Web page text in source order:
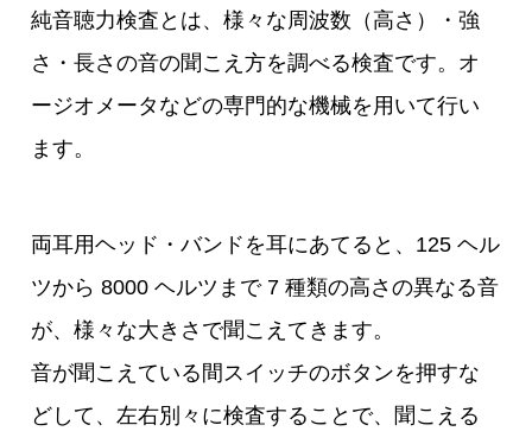
純音聴力検査とは、様々な周波数（高さ）・強
さ・長さの音の聞こえ方を調べる検査です。オ
ージオメータなどの専門的な機械を用いて行い
ます。
両耳用ヘッド・バンドを耳にあてると、125 ヘル
ツから 8000 ヘルツまで 7 種類の高さの異なる音
が、様々な大きさで聞こえてきます。
音が聞こえている間スイッチのボタンを押すな
どして、左右別々に検査することで、聞こえる